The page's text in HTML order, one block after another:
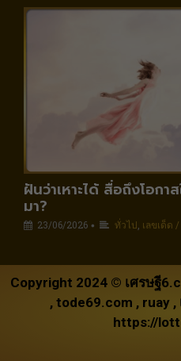
ฝันว่าเหาะได้ สื่อถึงโอกา
มา?
23/06/2026 • ทั่วไป, เลขเด็ด
Copyright 2024 © เศรษฐี
, tode69.com , ruay ,
https://